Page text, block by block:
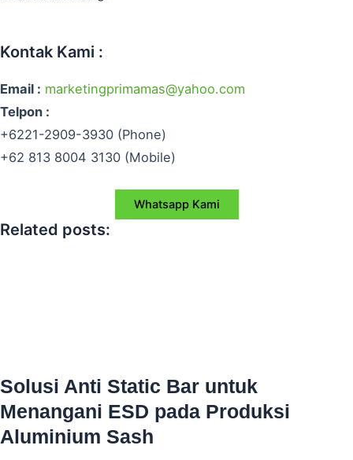
Kontak Kami :
Email : marketingprimamas@yahoo.com
Telpon :
+6221-2909-3930 (Phone)
+62 813 8004 3130 (Mobile)
Whatsapp Kami
Related posts:
Solusi Anti Static Bar untuk
Menangani ESD pada Produksi
Aluminium Sash